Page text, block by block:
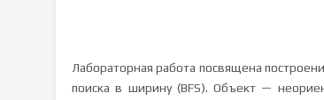
Лабораторная работа посвящена
поиска в ширину (BFS). Объект —